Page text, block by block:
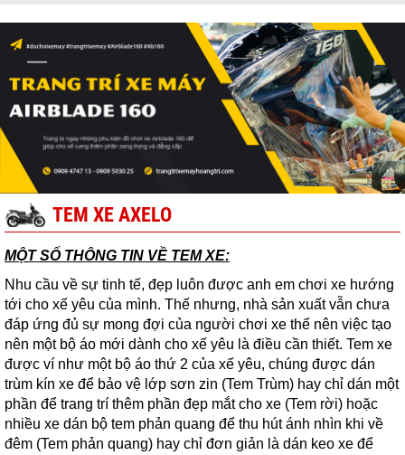
TEM XE AXELO
MỘT SỐ THÔNG TIN VỀ TEM XE:
Nhu cầu về sự tinh tế, đẹp luôn được anh em chơi xe hướng
tới cho xế yêu của mình. Thế nhưng, nhà sản xuất vẫn chưa
đáp ứng đủ sự mong đợi của người chơi xe thế nên việc tạo
nên một bộ áo mới dành cho xế yêu là điều cần thiết. Tem xe
được ví như một bộ áo thứ 2 của xế yêu, chúng được dán
trùm kín xe để bảo vệ lớp sơn zin (Tem Trùm) hay chỉ dán một
phần để trang trí thêm phần đẹp mắt cho xe (Tem rời) hoặc
nhiều xe dán bộ tem phản quang để thu hút ánh nhìn khi về
đêm (Tem phản quang) hay chỉ đơn giản là dán keo xe để